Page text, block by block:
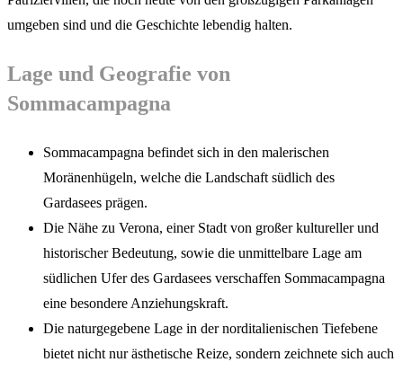
umgeben sind und die Geschichte lebendig halten.
Lage und Geografie von
Sommacampagna
Sommacampagna befindet sich in den malerischen
Moränenhügeln, welche die Landschaft südlich des
Gardasees prägen.
Die Nähe zu Verona, einer Stadt von großer kultureller und
historischer Bedeutung, sowie die unmittelbare Lage am
südlichen Ufer des Gardasees verschaffen Sommacampagna
eine besondere Anziehungskraft.
Die naturgegebene Lage in der norditalienischen Tiefebene
bietet nicht nur ästhetische Reize, sondern zeichnete sich auch